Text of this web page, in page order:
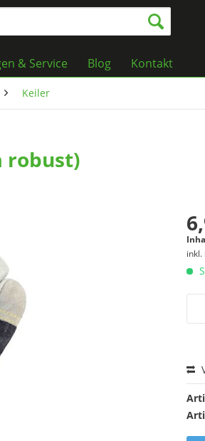
& Service Blog Kontakt
Keiler
robust)
inkl.